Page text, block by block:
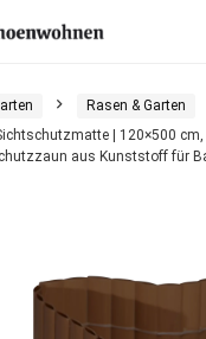
Rasen & Garten
| 120×500 cm,
aus Kunststoff für